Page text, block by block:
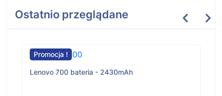
Ostatnio przeglądane
Promocja !
Lenovo 700 bateria - 2430mAh